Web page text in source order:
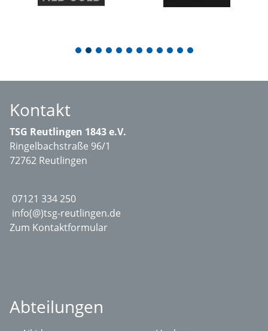
1 2 3 4 5 6 7 8 9 101112
Kontakt
TSG Reutlingen 1843 e.V.
Ringelbachstraße 96/1
72762 Reutlingen
07121 334 250
info(@)tsg-reutlingen.de
Zum Kontaktformular
Abteilungen